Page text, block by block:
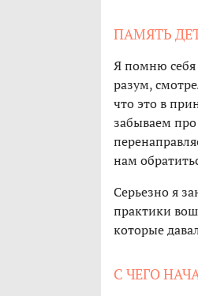
ПАМЯТЬ
Я помню себя
разум,
что это в
забываем про
нам
Серьезно я
практики
которые
С ЧЕГО